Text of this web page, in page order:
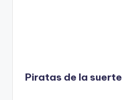
Piratas de la suerte